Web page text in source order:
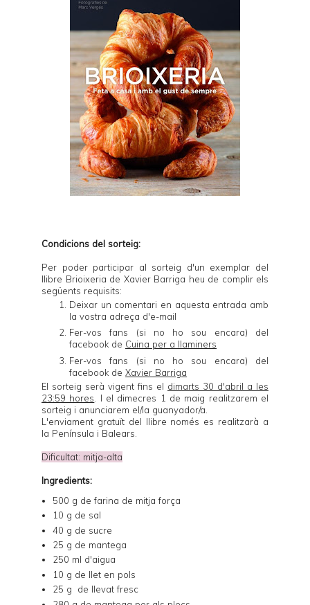
Condicions del sorteig:
Per poder participar al sorteig d'un exemplar del
llibre Brioixeria de Xavier Barriga heu de complir els
següents requisits:
Deixar un comentari en aquesta entrada amb
la vostra adreça d'e-mail
Fer-vos fans (si no ho sou encara) del
facebook de Cuina per a llaminers
Fer-vos fans (si no ho sou encara) del
facebook de Xavier Barriga
El sorteig serà vigent fins el dimarts 30 d'abril a les
23:59 hores . I el dimecres 1 de maig realitzarem el
sorteig i anunciarem el/la guanyador/a.
L'enviament gratuït del llibre només es realitzarà a
la Península i Balears.
Dificultat: mitja-alta
Ingredients:
500 g de farina de mitja força
10 g de sal
40 g de sucre
25 g de mantega
250 ml d'aigua
10 g de llet en pols
25 g de llevat fresc